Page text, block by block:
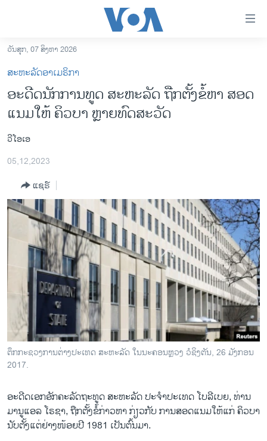
ເຂົ້າ
ຫາ
ຂ້າມ
ຂ້າມ
ຫາ
ຊອກ
ຄົ້ນ
ລາວ
ອາເມຣິກາ
ການເລືອກຕັ້ງ ປະທານາທີບໍດີ ສະຫະລັດ 2024
ໂລກ
ເອເຊຍ
ອິດສະຫຼະພາບດ້ານການຂ່າວ
ຊີວິດຊາວລາວ
ຊຸມຊົນຊາວລາວ
ວິທະຍາສາດ-ເທັກໂນໂລຈີ
ທຸລະກິດ
ພາສາອັງກິດ
ວີດີໂອ
ສຽງ
ລາຍງານ
ຕິດຕາມພວກເຮົາ ທີ່
ວັນສຸກ, 07 ສິງຫາ 2026
ສະຫະລັດອາເມຣິກາ
ອະ​ດີດ​ນັກ​ການ​ທູດ ສະ​ຫະ​ລັດ ຖືກ​ຕັ້ງ​ຂໍ້​ຫາ​ ​ສອດ​
ແນມ​ໃຫ້ ຄິວ​ບາ ຫຼາຍ​ທົດ​ສະ​ວັດ
ວີໂອເອ
05,12,2023
ແຊຣ໌
ຕຶກ​ກະ​ຊວງ​ການ​ຕ່າງ​ປະ​ເທດ ສະ​ຫະ​ລັດ ໃນ​ນະ​ຄອນຫຼວງ ວໍ​ຊິງ​ຕັນ, 26 ມັງ​ກອນ
2017.
ອະ​ດີດ​ເອກ​ອັກ​ຄະ​ລັດ​ຖະ​ທູດ ສະ​ຫະ​ລັດ ປະ​ຈຳ​ປະ​ເທດ ໂບ​ລີ​ເບຍ, ທ່ານ
ມາ​ນູ​ແອ​ລ ໂຣ​ຊາ, ຖືກ​ຕັ້ງ​ຂໍ້​ກ່າວ​ຫາ ກ່ຽວ​ກັບ ການ​ສອດ​ແນມ​ໃຫ້​ແກ່ ຄິວ​ບາ
ນັບ​ຕັ້ງ​ແຕ່​ຢ່າງ​ໜ້ອຍ​ປີ 1981 ເປັນ​ຕົ້ນ​ມາ.